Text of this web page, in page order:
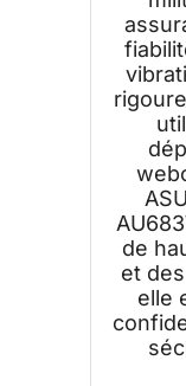
de
et
elle